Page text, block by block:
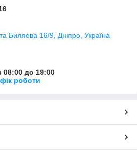
Биляева 16/9, Дніпро, Україна
08:00 до 19:00
роботи